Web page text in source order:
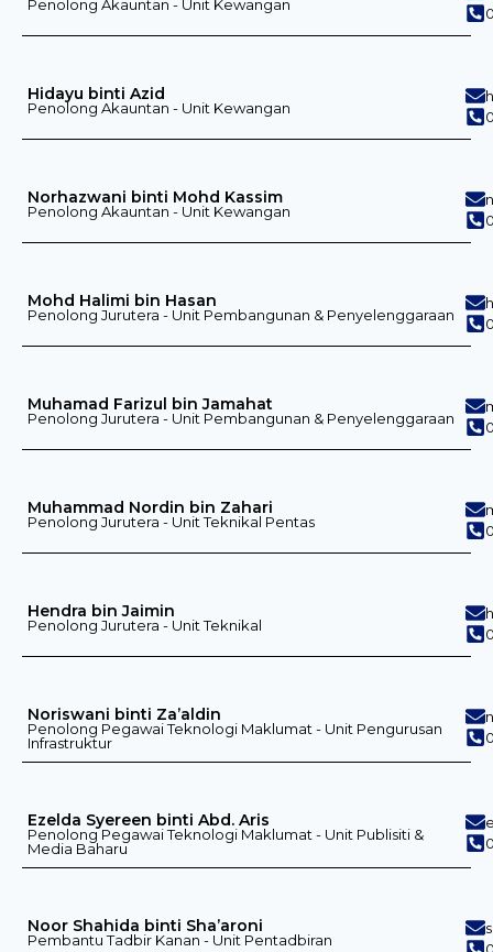
Penolong Akauntan - Unit Kewangan
Hidayu binti Azid
Penolong Akauntan - Unit Kewangan
Norhazwani binti Mohd Kassim
Penolong Akauntan - Unit Kewangan
Mohd Halimi bin Hasan
Penolong Jurutera - Unit Pembangunan & Penyelenggaraan
Muhamad Farizul bin Jamahat
Penolong Jurutera - Unit Pembangunan & Penyelenggaraan
Muhammad Nordin bin Zahari
Penolong Jurutera - Unit Teknikal Pentas
Hendra bin Jaimin
Penolong Jurutera - Unit Teknikal
Noriswani binti Za’aldin
Penolong Pegawai Teknologi Maklumat - Unit Pengurusan
Infrastruktur
Ezelda Syereen binti Abd. Aris
Penolong Pegawai Teknologi Maklumat - Unit Publisiti &
Media Baharu
Noor Shahida binti Sha’aroni
Pembantu Tadbir Kanan - Unit Pentadbiran